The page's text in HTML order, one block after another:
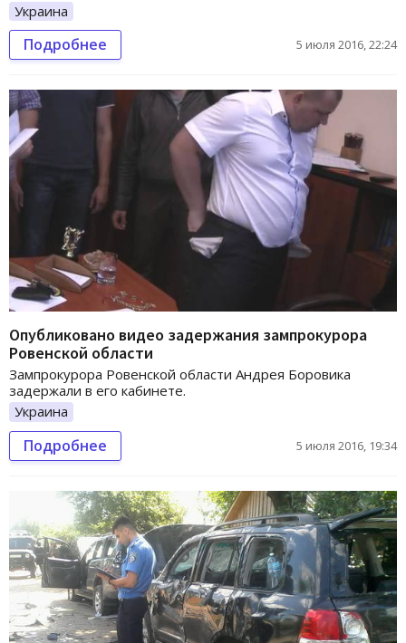
Украина
Подробнее 5 июля 2016, 22:24
Опубликовано видео задержания зампрокурора
Ровенской области
Зампрокурора Ровенской области Андрея Боровика
задержали в его кабинете.
Украина
Подробнее 5 июля 2016, 19:34